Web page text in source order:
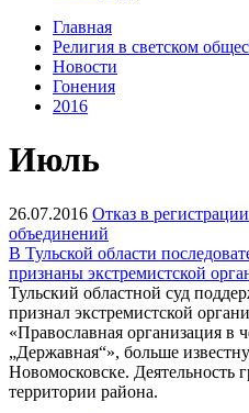
Главная
Религия в светском
Новости
Гонения
2016
Июль
26.07.2016 Отказ в
объединений
В Тульской области
признаны экстремистской
Тульский областной суд
признал экстремистской
«Православная организация в
„Державная“», больше
Новомосковске. Деятельность
территории района.